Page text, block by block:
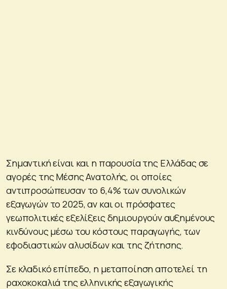
Σημαντική είναι και η παρουσία της Ελλάδας σε
αγορές της Μέσης Ανατολής, οι οποίες
αντιπροσώπευσαν το 6,4% των συνολικών
εξαγωγών το 2025, αν και οι πρόσφατες
γεωπολιτικές εξελίξεις δημιουργούν αυξημένους
κινδύνους μέσω του κόστους παραγωγής, των
εφοδιαστικών αλυσίδων και της ζήτησης.
Σε κλαδικό επίπεδο, η μεταποίηση αποτελεί τη
ραχοκοκαλιά της ελληνικής εξαγωγικής